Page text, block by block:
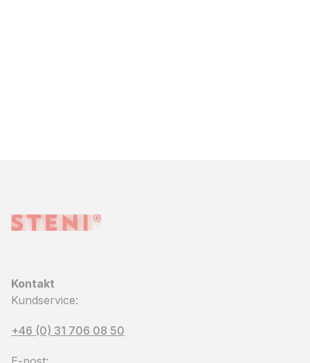
Kontakt
Kundservice:
+46 (0) 31 706 08 50